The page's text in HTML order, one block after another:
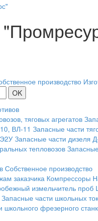
производство
тяговых агрегатов
ВЛ-11 Запасные части
Запасные части дизеля
тепловозов
Собственное производство
заказчика Компрессоры
измельчитель проб
Запасные части школьных
школьного фрезерного